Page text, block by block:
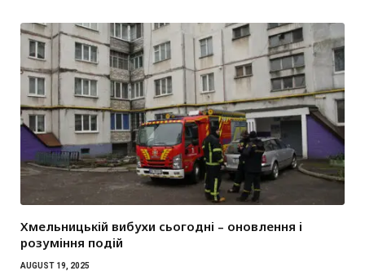
Хмельницькій вибухи сьогодні – оновлення і
розуміння подій
AUGUST 19, 2025